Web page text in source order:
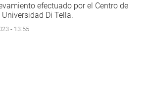
efectuado por el Centro de
Di Tella.
- 13:55